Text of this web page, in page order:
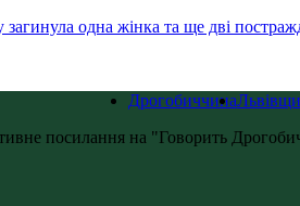
загинула одна жінка та ще дві
Дрогобиччина
посилання на "Говорить